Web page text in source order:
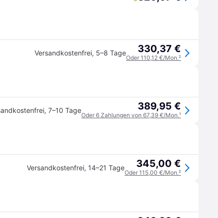
Versandkostenfrei, 5–8 Tage 330,37 €
Oder 110,12 €/Mon.²
, 7–10 Tage 389,95 €
Oder 6 Zahlungen von 67,39 €/Mon.¹
Versandkostenfrei, 14–21 Tage 345,00 €
Oder 115,00 €/Mon.²